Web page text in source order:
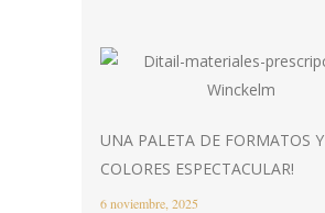
UNA PALETA DE FORMATOS Y
COLORES ESPECTACULAR!
6 noviembre, 2025